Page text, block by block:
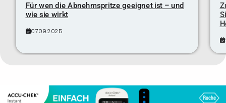
Für wen die Abnehmspritze geeignet ist – und
wie sie wirkt
07.09.2025